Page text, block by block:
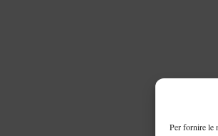
Per fornire le